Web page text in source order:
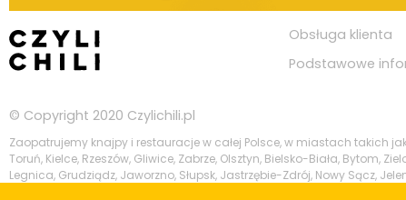
Obsługa klienta
Podstawowe
© Copyright 2020 Czylichili.pl
Zaopatrujemy knajpy i restauracje w całej Polsce, w miastach takich
Toruń, Kielce, Rzeszów, Gliwice, Zabrze, Olsztyn, Bielsko-Biała, Bytom,
Legnica, Grudziądz, Jaworzno, Słupsk, Jastrzębie-Zdrój, Nowy Sącz,